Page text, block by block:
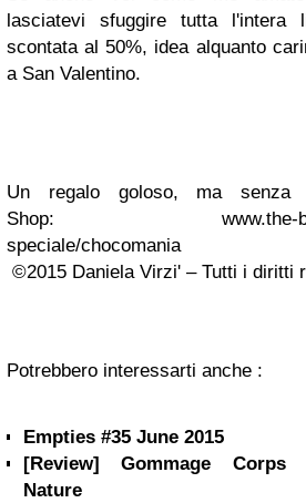
lasciatevi sfuggire tutta l'intera
scontata al 50%, idea alquanto
a San Valentino.
Un regalo goloso, ma senza
Shop: www.the-body-
speciale/chocomania
©2015 Daniela Virzi' – Tutti i diritti
Potrebbero interessarti anche :
Empties #35 June 2015
[Review] Gommage Corps
Nature